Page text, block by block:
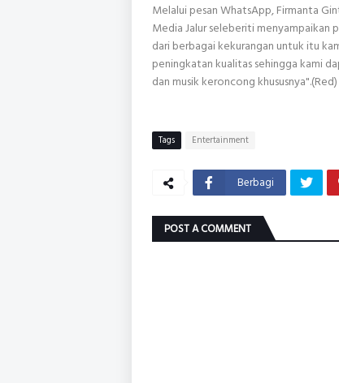
Melalui pesan WhatsApp, Firmanta
Media Jalur seleberiti menyampaikan
dari berbagai kekurangan untuk itu
peningkatan kualitas sehingga kami
dan musik keroncong khususnya".(Red)
Tags Entertainment
Berbagi
POST A COMMENT